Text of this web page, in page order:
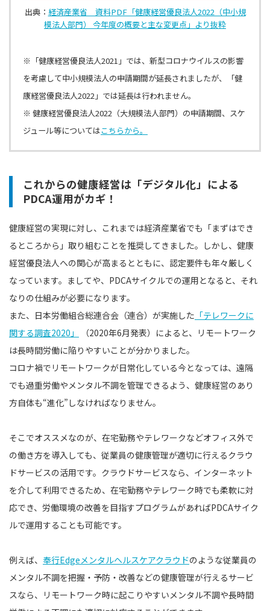
出典： 経済産業省 資料PDF「健康経営優良法人2022（中小規
模法人部門） 今年度の概要と主な変更点」より抜粋
※「健康経営優良法人2021」では、新型コロナウイルスの影響
を考慮して中小規模法人の申請期間が延長されましたが、「健
康経営優良法人2022」では延長は行われません。
※ 健康経営優良法人2022（大規模法人部門）の申請期間、スケ
ジュール等についてはこちらから。
これからの健康経営は「デジタル化」による
PDCA運用がカギ！
健康経営の実現に対し、これまでは経済産業省でも「まずはでき
るところから」取り組むことを推奨してきました。しかし、健康
経営優良法人への関心が高まるとともに、認定要件も年々厳しく
なっています。ましてや、PDCAサイクルでの運用となると、それ
なりの仕組みが必要になります。
また、日本労働組合総連合会（連合）が実施した 「テレワークに
関する調査2020」
（2020年6月発表）によると、リモートワーク
は長時間労働に陥りやすいことが分かりました。
コロナ禍でリモートワークが日常化している今となっては、遠隔
でも過重労働やメンタル不調を管理できるよう、健康経営のあり
方自体も“進化”しなければなりません。
そこでオススメなのが、在宅勤務やテレワークなどオフィス外で
の働き方を導入しても、従業員の健康管理が適切に行えるクラウ
ドサービスの活用です。クラウドサービスなら、インターネット
を介して利用できるため、在宅勤務やテレワーク時でも柔軟に対
応でき、労働環境の改善を目指すプログラムがあればPDCAサイク
ルで運用することも可能です。
例えば、 奉行Edgeメンタルヘルスケアクラウドのような従業員の
メンタル不調を把握・予防・改善などの健康管理が行えるサービ
スなら、リモートワーク時に起こりやすいメンタル不調や長時間